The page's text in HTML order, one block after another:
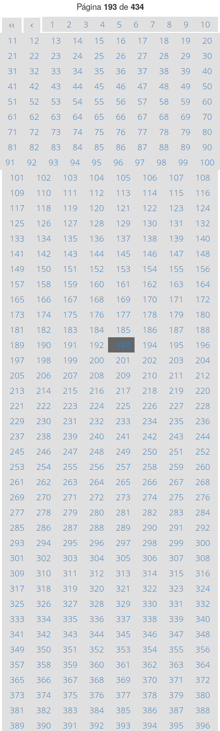
Página 193de 434
<< < 1 2 3 4 5 6 7 8 9
10
11
12 13 14 15 16 17 18 19
20
21
22 23 24 25 26 27 28 29
30
31
32 33 34 35 36 37 38 39
40
41
42 43 44 45 46 47 48 49
50
51
52 53 54 55 56 57 58 59
60
61
62 63 64 65 66 67 68 69
70
71
72 73 74 75 76 77 78 79
80
81
82 83 84 85 86 87 88 89
90
91
92 93 94 95 96 97 98 99
100
101
102 103 104 105 106 107
108
109
110 111 112 113 114 115
116
117
118 119 120 121 122 123
124
125
126 127 128 129 130 131
132
133
134 135 136 137 138 139
140
141
142 143 144 145 146 147
148
149
150 151 152 153 154 155
156
157
158 159 160 161 162 163
164
165
166 167 168 169 170 171
172
173
174 175 176 177 178 179
180
181
182 183 184 185 186 187
188
189
190 191 192 193 194 195
196
197
198 199 200 201 202 203
204
205
206 207 208 209 210 211
212
213
214 215 216 217 218 219
220
221
222 223 224 225 226 227
228
229
230 231 232 233 234 235
236
237
238 239 240 241 242 243
244
245
246 247 248 249 250 251
252
253
254 255 256 257 258 259
260
261
262 263 264 265 266 267
268
269
270 271 272 273 274 275
276
277
278 279 280 281 282 283
284
285
286 287 288 289 290 291
292
293
294 295 296 297 298 299
300
301
302 303 304 305 306 307
308
309
310 311 312 313 314 315
316
317
318 319 320 321 322 323
324
325
326 327 328 329 330 331
332
333
334 335 336 337 338 339
340
341
342 343 344 345 346 347
348
349
350 351 352 353 354 355
356
357
358 359 360 361 362 363
364
365
366 367 368 369 370 371
372
373
374 375 376 377 378 379
380
381
382 383 384 385 386 387
388
389
390 391 392 393 394 395 396